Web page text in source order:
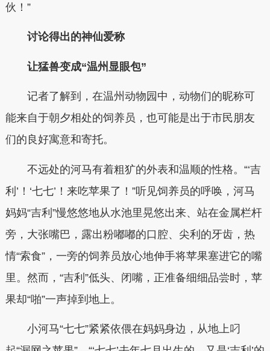
伙！”
讨论得出的神仙爱称
让猛兽变成“温州显眼包”
记者了解到，在温州动物园中，动物们的昵称可
能来自于朝夕相处的饲养员，也可能是出于市民朋友
们的良好寓意和寄托。
不远处的河马有着粗犷的外表和温顺的性格。“‘吉
利’！‘七七’！来吃苹果了！”听见饲养员的呼唤，河马
妈妈“吉利”慢悠悠地从水池里晃悠出来、站在金属栏杆
旁，大张嘴巴，露出粉嘟嘟的口腔、尖利的牙齿，热
情“索食”，一旁的饲养员放心地伸手将苹果塞进它的嘴
里。然而，“吉利”低头、闭嘴，正准备细细品尝时，苹
果却“啪”一声掉到地上。
小河马“七七”紧紧依偎在妈妈身边，从地上叼